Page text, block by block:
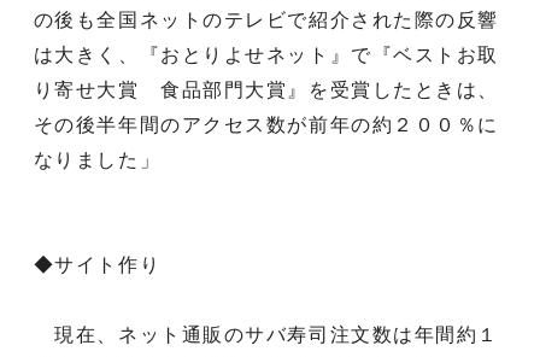
の後も全国ネットのテレビで紹介された際の反響
は大きく、『おとりよせネット』で『ベストお取
り寄せ大賞 食品部門大賞』を受賞したときは、
その後半年間のアクセス数が前年の約２００％に
なりました」
◆サイト作り
現在、ネット通販のサバ寿司注文数は年間約１